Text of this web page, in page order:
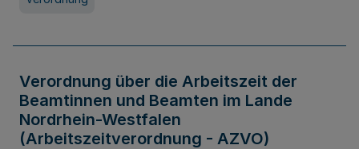
Verordnung über die Arbeitszeit der
Beamtinnen und Beamten im Lande
Nordrhein-Westfalen
(Arbeitszeitverordnung - AZVO)